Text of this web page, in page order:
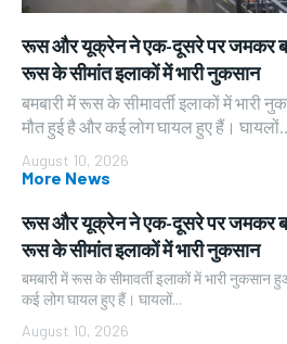
रूस और यूक्रेन ने एक-दूसरे पर जमकर
रूस के सीमांत इलाकों में भारी नुकसान
बमबारी में रूस के सीमावर्ती इलाकों में भारी
मौत हुई है और कई लोग घायल हुए हैं। घायलों...
August 10, 2026
More News
रूस और यूक्रेन ने एक-दूसरे पर जमकर
रूस के सीमांत इलाकों में भारी नुकसान
बमबारी में रूस के सीमावर्ती इलाकों में भारी
कई लोग घायल हुए हैं। घायलों...
August 10, 2026